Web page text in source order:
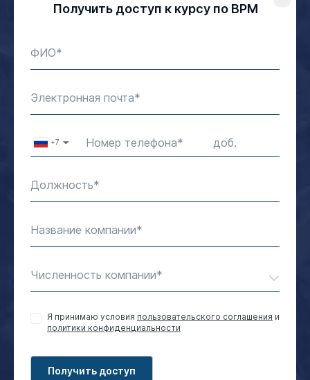
Получить доступ к курсу по BPM
ФИО
Электронная почта
Номер телефона
+7 ▼
Должность
Название компании
Численность компании
Я принимаю условия пользовательского соглашения и
политики конфиденциальности
Получить доступ